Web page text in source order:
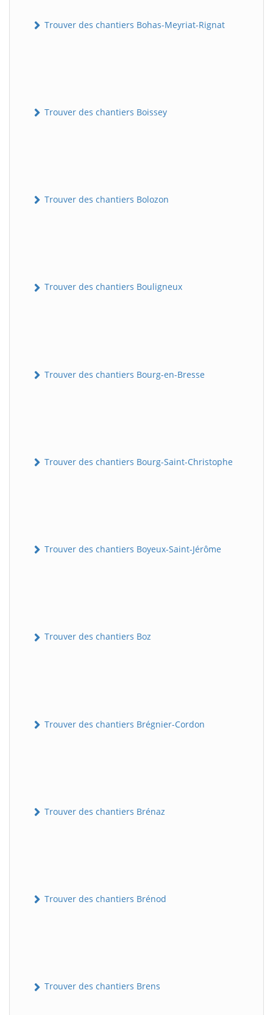
Trouver des chantiers Bohas-Meyriat-Rignat
Trouver des chantiers Boissey
Trouver des chantiers Bolozon
Trouver des chantiers Bouligneux
Trouver des chantiers Bourg-en-Bresse
Trouver des chantiers Bourg-Saint-Christophe
Trouver des chantiers Boyeux-Saint-Jérôme
Trouver des chantiers Boz
Trouver des chantiers Brégnier-Cordon
Trouver des chantiers Brénaz
Trouver des chantiers Brénod
Trouver des chantiers Brens